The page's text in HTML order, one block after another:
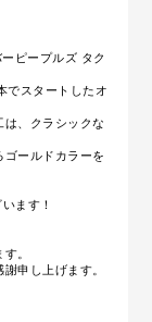
ピープルズ タク
でスタートしたオ
は、クラシックな
ゴールドカラーを
ます！
。
申し上げます。